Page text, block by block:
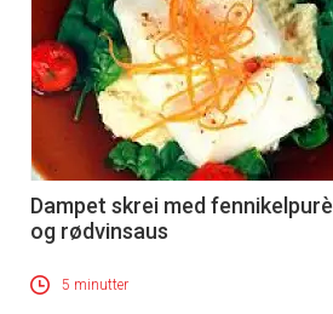
Dampet skrei med fennikelpurè
og rødvinsaus
5 minutter